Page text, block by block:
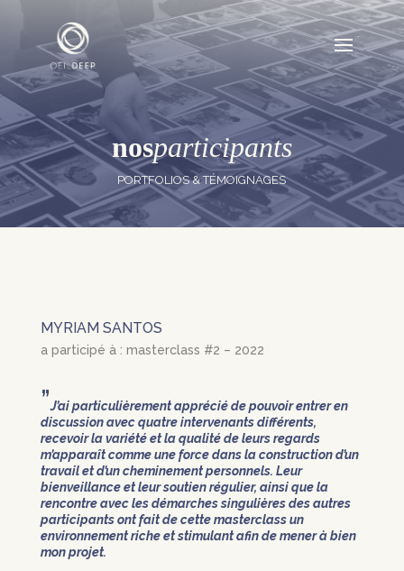
nosparticipants
PORTFOLIOS & TÉMOIGNAGES
MYRIAM SANTOS
a participé à : masterclass #2 – 2022
”J’ai particulièrement apprécié de pouvoir entrer en
discussion avec quatre intervenants différents,
recevoir la variété et la qualité de leurs regards
m’apparaît comme une force dans la construction d’un
travail et d’un cheminement personnels. Leur
bienveillance et leur soutien régulier, ainsi que la
rencontre avec les démarches singulières des autres
participants ont fait de cette masterclass un
environnement riche et stimulant afin de mener à bien
mon projet.